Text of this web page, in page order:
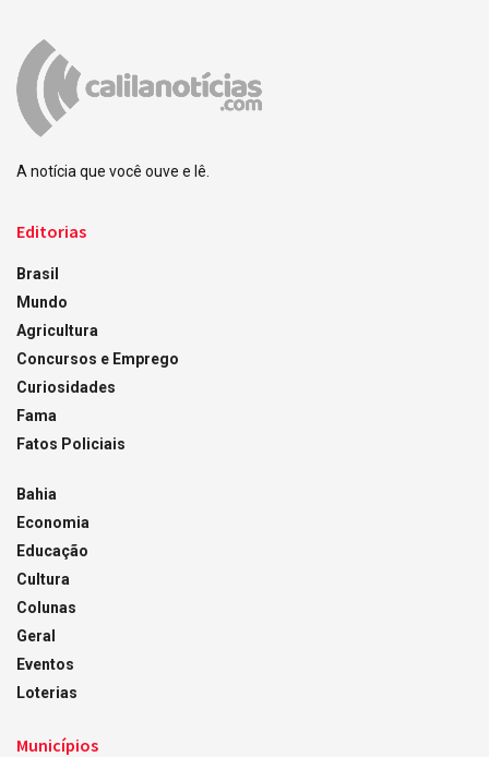
A notícia que você ouve e lê.
Editorias
Brasil
Mundo
Agricultura
Concursos e Emprego
Curiosidades
Fama
Fatos Policiais
Bahia
Economia
Educação
Cultura
Colunas
Geral
Eventos
Loterias
Municípios